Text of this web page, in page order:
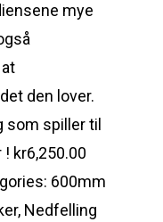
mye
den lover.
som spiller til
kr6,250.00
600mm
Nedfelling